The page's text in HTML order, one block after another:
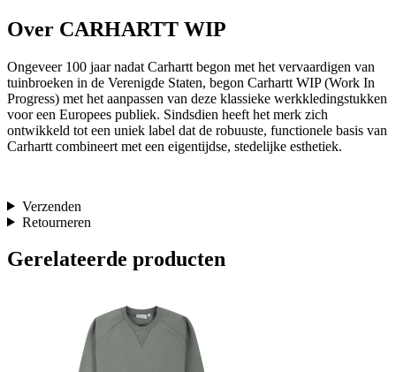
Over CARHARTT WIP
Ongeveer 100 jaar nadat Carhartt begon met het vervaardigen van
tuinbroeken in de Verenigde Staten, begon Carhartt WIP (Work In
Progress) met het aanpassen van deze klassieke werkkledingstukken
voor een Europees publiek. Sindsdien heeft het merk zich
ontwikkeld tot een uniek label dat de robuuste, functionele basis van
Carhartt combineert met een eigentijdse, stedelijke esthetiek.
Verzenden
Retourneren
Gerelateerde producten